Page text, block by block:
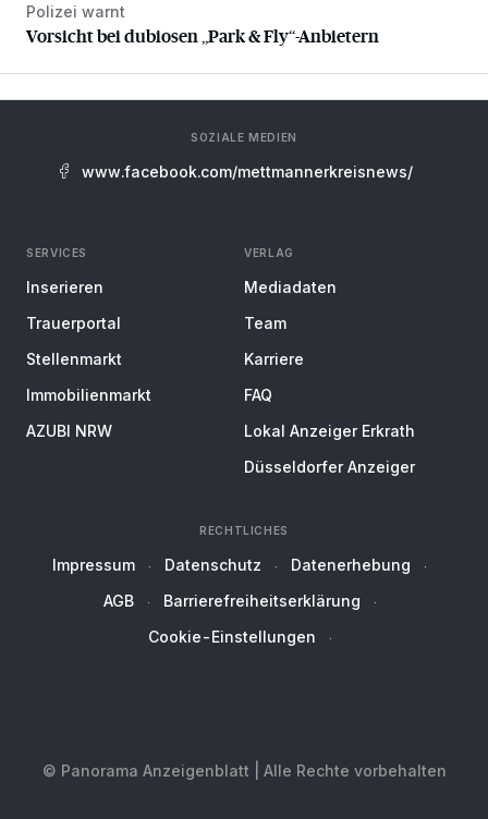
Vorsicht bei dubiosen „Park & Fly“-Anbietern
Polizei warnt
Vorsicht bei dubiosen „Park & Fly“-Anbietern
SOZIALE MEDIEN
www.facebook.com/mettmannerkreisnews/
SERVICES
Inserieren
Trauerportal
Stellenmarkt
Immobilienmarkt
AZUBI NRW
VERLAG
Mediadaten
Team
Karriere
FAQ
Lokal Anzeiger Erkrath
Düsseldorfer Anzeiger
RECHTLICHES
Impressum Datenschutz
Datenerhebung
AGB
Barrierefreiheitserklärung
Cookie-Einstellungen
© Panorama Anzeigenblatt | Alle Rechte vorbehalten